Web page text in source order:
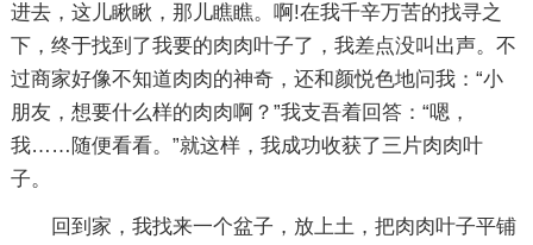
进去，这儿瞅瞅，那儿瞧瞧。啊!在我千辛万苦的找寻之
下，终于找到了我要的肉肉叶子了，我差点没叫出声。不
过商家好像不知道肉肉的神奇，还和颜悦色地问我：“小
朋友，想要什么样的肉肉啊？”我支吾着回答：“嗯，
我……随便看看。”就这样，我成功收获了三片肉肉叶
子。
回到家，我找来一个盆子，放上土，把肉肉叶子平铺